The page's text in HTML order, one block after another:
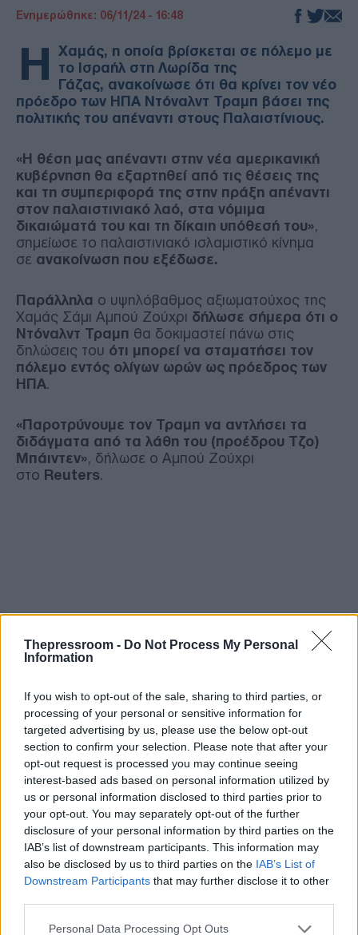
Thepressroom - Do Not Process My Personal
Information
If you wish to opt-out of the sale, sharing to third parties, or
processing of your personal or sensitive information for
targeted advertising by us, please use the below opt-out
section to confirm your selection. Please note that after your
opt-out request is processed you may continue seeing
interest-based ads based on personal information utilized by
us or personal information disclosed to third parties prior to
your opt-out. You may separately opt-out of the further
disclosure of your personal information by third parties on the
IAB’s list of downstream participants. This information may
also be disclosed by us to third parties on the IAB’s List of
Downstream Participants that may further disclose it to other
Please note that this website/app uses one or more Google
Personal Data Processing Opt Outs
Ενημερώθηκε: 06/11/24 - 16:48
Η Χαμάς, η οποία βρίσκεται σε πόλεμο με
το Ισραήλ στη Λωρίδα της
Γάζας, ανακοίνωσε ότι θα κρίνει τον νέο
πρόεδρο των ΗΠΑ Ντόναλντ Τραμπ βάσει της
πολιτικής του απέναντι στους Παλαιστίνιους.
«Η θέση μας απέναντι στην νέα αμερικανική
κυβέρνηση θα εξαρτηθεί από τις θέσεις της
και τη συμπεριφορά της στην πράξη απέναντι
στον παλαιστινιακό λαό, στα νόμιμα
δικαιώματά του και τη δίκαιη υπόθεσή του»,
σημείωσε το παλαιστινιακό ισλαμιστικό κίνημα
σε ανακοίνωση που εξέδωσε.
Παράλληλα ο υψηλόβαθμος αξιωματούχος της
Χαμάς Σάμι Αμπού Ζούχρι δήλωσε σήμερα ότι ο
Ντόναλντ Τραμπ θα δοκιμαστεί πάνω στις
δηλώσεις του ότι μπορεί να σταματήσει τον
πόλεμο εντός ολίγων ωρών ως πρόεδρος των
ΗΠΑ.
«Παροτρύνουμε τον Τραμπ να αντλήσει τα
διδάγματα από τα λάθη του (προέδρου Τζο)
Μπάιντεν», δήλωσε ο Αμπού Ζούχρι
στο Reuters.